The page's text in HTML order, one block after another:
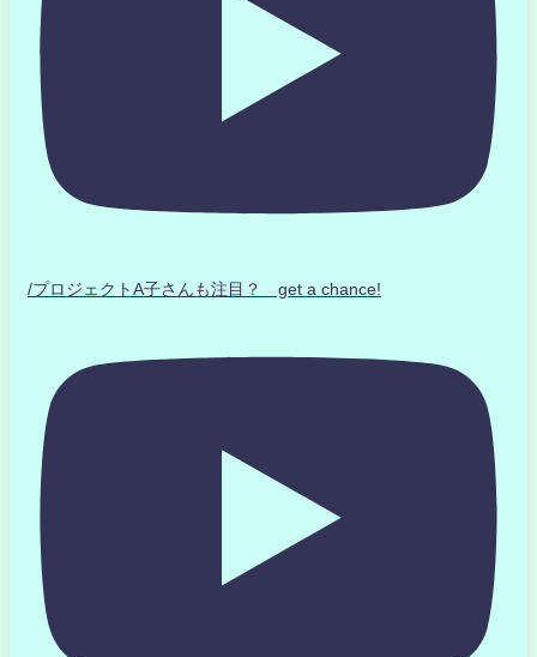
/プロジェクトA子さんも注目？ get a chance!